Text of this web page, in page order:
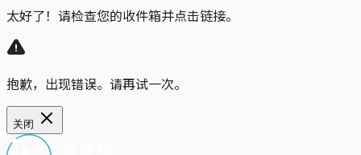
太好了！请检查您的收件箱并点击链接。
抱歉，出现错误。请再试一次。
关闭